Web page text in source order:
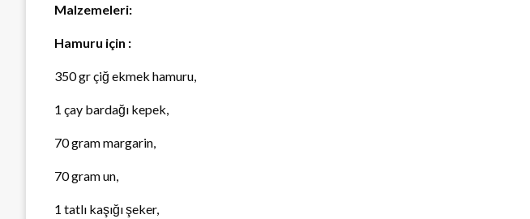
Malzemeleri:
Hamuru için :
350 gr çiğ ekmek hamuru,
1 çay bardağı kepek,
70 gram margarin,
70 gram un,
1 tatlı kaşığı şeker,